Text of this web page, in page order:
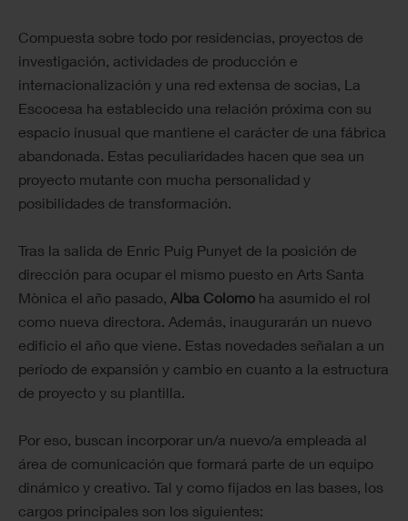
Compuesta sobre todo por residencias, proyectos de
investigación, actividades de producción e
internacionalización y una red extensa de socias, La
Escocesa ha establecido una relación próxima con su
espacio inusual que mantiene el carácter de una fábrica
abandonada. Estas peculiaridades hacen que sea un
proyecto mutante con mucha personalidad y
posibilidades de transformación.
Tras la salida de Enric Puig Punyet de la posición de
dirección para ocupar el mismo puesto en Arts Santa
Mònica el año pasado, Alba Colomo ha asumido el rol
como nueva directora. Además, inaugurarán un nuevo
edificio el año que viene. Estas novedades señalan a un
período de expansión y cambio en cuanto a la estructura
de proyecto y su plantilla.
Por eso, buscan incorporar un/a nuevo/a empleada al
área de comunicación que formará parte de un equipo
dinámico y creativo. Tal y como fijados en las bases, los
cargos principales son los siguientes: